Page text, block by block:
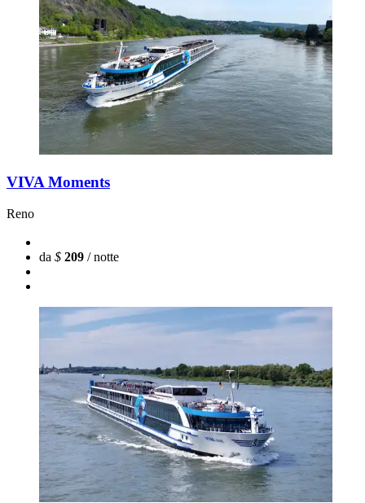
VIVA Moments
Reno
da $ 209 / notte